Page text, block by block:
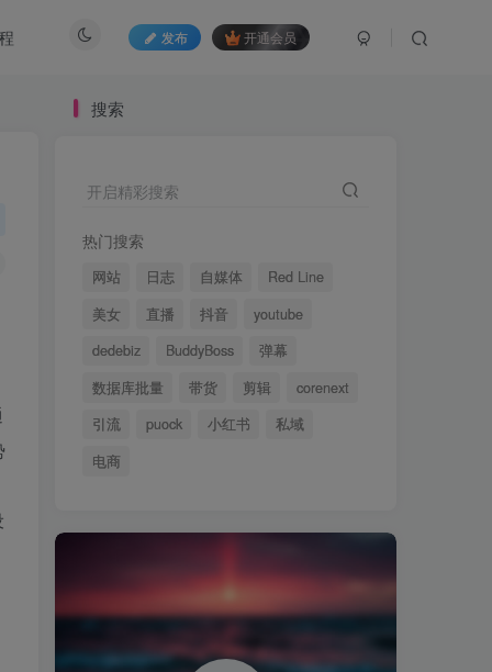
发布 开通会员
搜索
开启精彩搜索
热门搜索
网站 日志 自媒体
Red Line
美女
直播 抖音
youtube
dedebiz
BuddyBoss
弹幕
数据库批量
带货 剪辑
corenext
引流
puock 小红书
私域
电商